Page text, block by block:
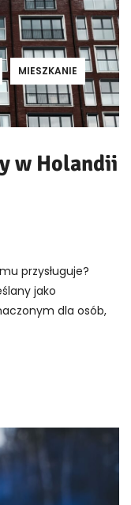
MIESZKANIE
w Holandii
przysługuje?
jako
dla osób,